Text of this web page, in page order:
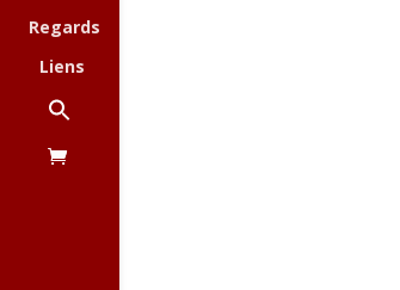
Regards
Liens